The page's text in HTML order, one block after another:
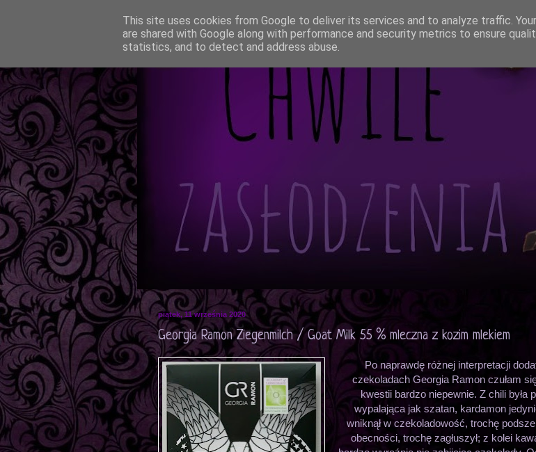
piątek, 11 września 2020
Georgia Ramon Ziegenmilch / Goat Milk 55 % mleczna z kozim mlekiem
Po naprawdę różnej interpretacji
czekoladach Georgia Ramon czułam
kwestii bardzo niepewnie. Z chili była
wypalająca jak szatan, kardamon
wniknął w czekoladowość, trochę
obecności, trochę zagłuszył; z kolei
This site uses cookies from Google to deliver its services and to analyze traffic.
are shared with Google along with performance and security metrics to ensure
statistics, and to detect and address abuse.